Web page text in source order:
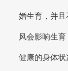
婚生育，并
风会影响生
健康的身体